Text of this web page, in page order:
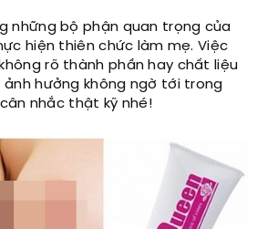
những bộ phận quan trọng của
hiện thiên chức làm mẹ. Việc
rõ thành phần hay chất liệu
hưởng không ngờ tới trong
nhắc thật kỹ nhé!